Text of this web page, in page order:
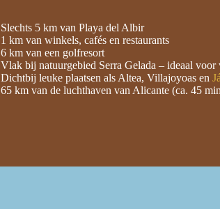
Slechts 5 km van Playa del Albir
1 km van winkels, cafés en restaurants
6 km van een golfresort
Vlak bij natuurgebied Serra Gelada – ideaal
Dichtbij leuke plaatsen als Altea, Villajoyoas en
65 km van de luchthaven van Alicante (ca. 45